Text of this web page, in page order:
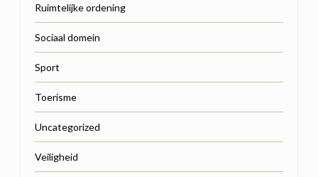
Ruimtelijke ordening
Sociaal domein
Sport
Toerisme
Uncategorized
Veiligheid